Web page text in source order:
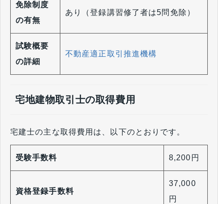
免除制度
の有無
あり（登録講習修了者は5問免除）
試験概要
の詳細
不動産適正取引推進機構
宅地建物取引士の取得費用
宅建士の主な取得費用は、以下のとおりです。
受験手数料 8,200円
資格登録手数料
37,000
円